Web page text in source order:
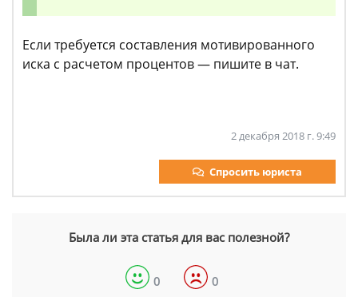
Если требуется составления мотивированного
иска с расчетом процентов — пишите в чат.
2 декабря 2018 г. 9:49
Спросить юриста
Была ли эта статья для вас полезной?
0 0